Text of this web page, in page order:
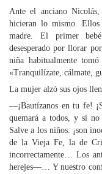
Ante el anciano
hicieran lo mismo. Ellos
madre. El primer
desesperado por llorar
niña habitualmente
«Tranquilízate, cálmate,
La mujer alzó sus ojos
—¡Bautízanos en tu fe!
quemará a todos, y si
Salve a los niños: ¡son
de la Vieja Fe, la de
incorrectamente… Los
herejes—… Y nuestro